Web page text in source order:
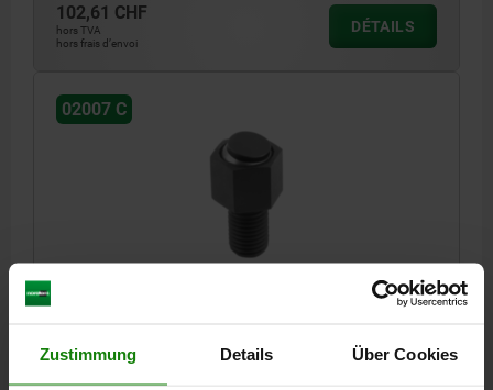
Zustimmung Details Über Cookies
102,61 CHF
hors TVA
hors frais d’envoi
DÉTAILS
02007 C
SUPPORT OSCILLANT AVEC JOINT TORIQUE,
FILETAGE=M12 FORME=C